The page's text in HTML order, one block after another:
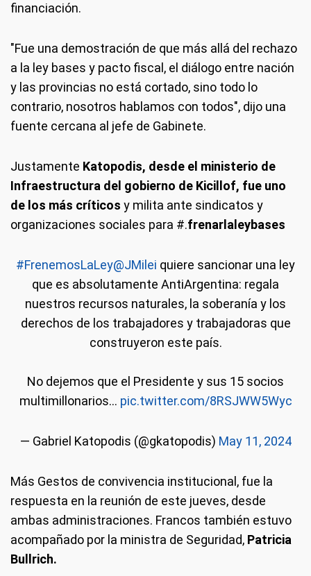
financiación.
"Fue una demostración de que más allá del rechazo
a la ley bases y pacto fiscal, el diálogo entre nación
y las provincias no está cortado, sino todo lo
contrario, nosotros hablamos con todos", dijo una
fuente cercana al jefe de Gabinete.
Justamente Katopodis, desde el ministerio de
Infraestructura del gobierno de Kicillof, fue uno
de los más críticos y milita ante sindicatos y
organizaciones sociales para #.frenarlaleybases
#FrenemosLaLey@JMilei quiere sancionar una ley
que es absolutamente AntiArgentina: regala
nuestros recursos naturales, la soberanía y los
derechos de los trabajadores y trabajadoras que
construyeron este país.
No dejemos que el Presidente y sus 15 socios
multimillonarios… pic.twitter.com/8RSJWW5Wyc
— Gabriel Katopodis (@gkatopodis) May 11, 2024
Más Gestos de convivencia institucional, fue la
respuesta en la reunión de este jueves, desde
ambas administraciones. Francos también estuvo
acompañado por la ministra de Seguridad, Patricia
Bullrich.